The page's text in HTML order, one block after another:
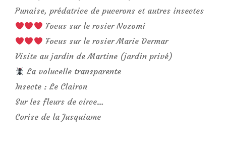
Punaise, prédatrice de pucerons et autres insectes
Focus sur le rosier Nozomi
Focus sur le rosier Marie Dermar
Visite au jardin de Martine (jardin privé)
La volucelle transparente
Insecte : Le Clairon
Sur les fleurs de circe…
Corise de la Jusquiame